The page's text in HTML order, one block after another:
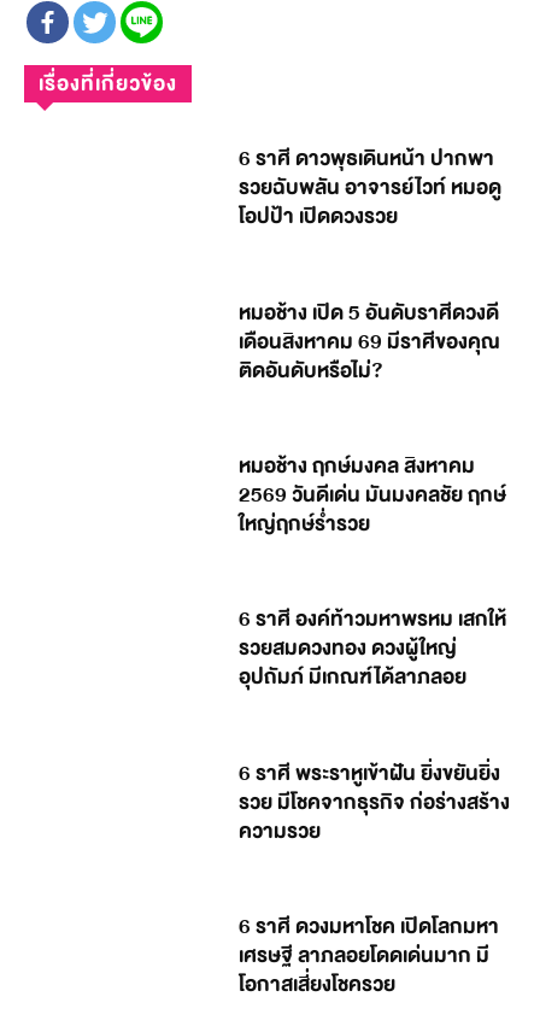
เรื่องที่เกี่ยวข้อง
6 ราศี ดาวพุธเดินหน้า ปากพา
รวยฉับพลัน อาจารย์ไวท์ หมอดู
โอปป้า เปิดดวงรวย
หมอช้าง เปิด 5 อันดับราศีดวงดี
เดือนสิงหาคม 69 มีราศีของคุณ
ติดอันดับหรือไม่?
หมอช้าง ฤกษ์มงคล สิงหาคม
2569 วันดีเด่น มันมงคลชัย ฤกษ์
ใหญ่ฤกษ์ร่ำรวย
6 ราศี องค์ท้าวมหาพรหม เสกให้
รวยสมดวงทอง ดวงผู้ใหญ่
อุปถัมภ์ มีเกณฑ์ได้ลาภลอย
6 ราศี พระราหูเข้าฝัน ยิ่งขยันยิ่ง
รวย มีโชคจากธุรกิจ ก่อร่างสร้าง
ความรวย
6 ราศี ดวงมหาโชค เปิดโลกมหา
เศรษฐี ลาภลอยโดดเด่นมาก มี
โอกาสเสี่ยงโชครวย